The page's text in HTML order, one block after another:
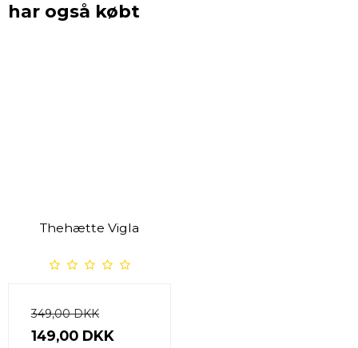
har også købt
Thehætte Vigla
349,00 DKK
149,00 DKK